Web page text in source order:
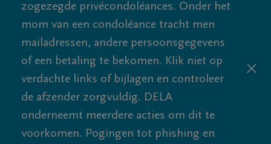
zogezegde privécondoléances. Onder het
mom van een condoléance tracht men
mailadressen, andere persoonsgegevens
of een betaling te bekomen. Klik niet op
verdachte links of bijlagen en controleer
de afzender zorgvuldig. DELA
onderneemt meerdere acties om dit te
voorkomen. Pogingen tot phishing en